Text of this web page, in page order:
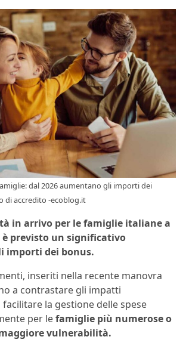
dal 2026 aumentano gli importi dei
di accredito -ecoblog.it
in arrivo per le famiglie italiane a
è previsto un significativo
importi dei bonus.
inseriti nella recente manovra
a contrastare gli impatti
facilitare la gestione delle spese
per lefamiglie più numerose o
vulnerabilità.